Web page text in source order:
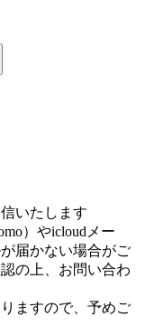
いたします
）やicloudメー
届かない場合がご
の上、お問い合わ
ますので、予めご